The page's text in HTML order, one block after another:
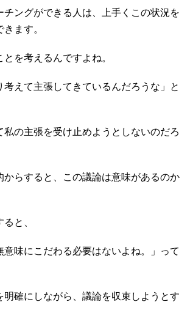
チングができる人は、上手くこの状況を
ます。
を考えるんですよね。
考えて主張してきているんだろうな」と
私の主張を受け止めようとしないのだろ
からすると、この議論は意味があるのか
と、
意味にこだわる必要はないよね。」って
明確にしながら、議論を収束しようとす